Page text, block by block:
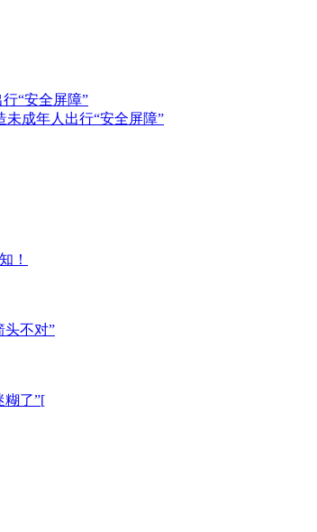
成年人出行“安全屏障”
！
头不对”
糊了”[